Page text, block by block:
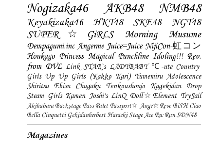
Nogizaka46 AKB48 NMB48
Keyakizaka46 HKT48 SKE48
NGT48
SUPER☆GiRLS
Morning Musume
Dempagumi.inc Angerme Juice=Juice NijiCon-虹コン
Houkago Princess Magical Punchline Idoling!!! Rev.
from DVL Link STAR`s LADYBABY ℃-ute Country
Girls Up Up Girls (Kakko Kari) Yumemiru Adolescence
Shiritsu Ebisu Chugaku
Tenkoushoujo Kagekidan
Drop
Steam Girls Kamen Joshi's LinQ Doll☆Element TrySail
Akihabara Backstage Pass Palet Passport☆ Ange☆Reve BiSH Ciao
Bella Cinquetti Gekidanherbest Haraeki Stage Ace Ru:Run SDN48
Magazines